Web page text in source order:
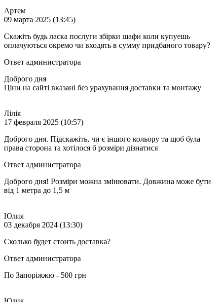
Артем
09 марта 2025 (13:45)
Скажіть будь ласка послуги збірки шафи коли купуешь
оплачуються окремо чи входять в сумму придбаного товару?
Ответ администратора
Доброго дня
Ціни на сайті вказані без урахування доставки та монтажу
Лілія
17 февраля 2025 (10:57)
Доброго дня. Підскажіть, чи є іншого кольору та щоб була
права сторона та хотілося б розміри дізнатися
Ответ администратора
Доброго дня! Розміри можна змінювати. Довжина може бути
від 1 метра до 1,5 м
Юлия
03 декабря 2024 (13:30)
Сколько будет стоить доставка?
Ответ администратора
По Запоріжжю - 500 грн